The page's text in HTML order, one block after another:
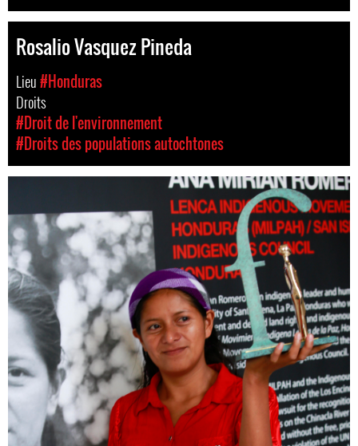
Rosalio Vasquez Pineda
Lieu#Honduras
Droits
#Droit de l'environnement
#Droits des populations autochtones